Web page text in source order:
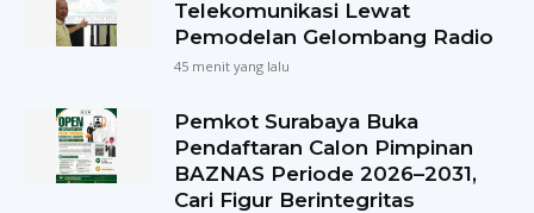
Telekomunikasi Lewat
Pemodelan Gelombang Radio
45 menit yang lalu
Pemkot Surabaya Buka
Pendaftaran Calon Pimpinan
BAZNAS Periode 2026–2031,
Cari Figur Berintegritas